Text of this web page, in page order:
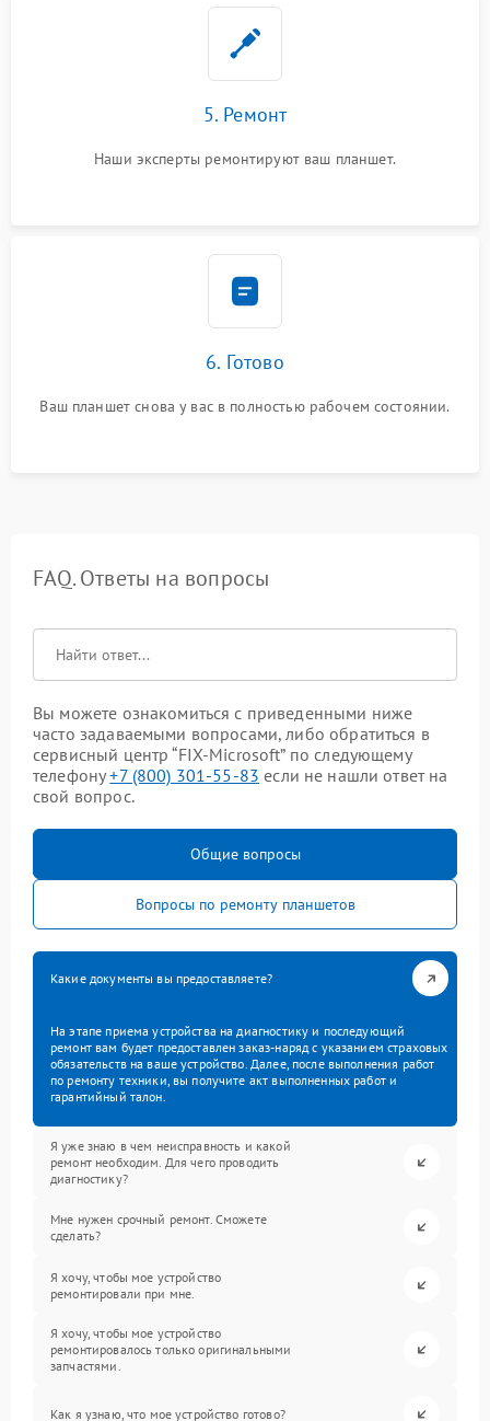
5. Ремонт
Наши эксперты ремонтируют ваш планшет.
6. Готово
Ваш планшет снова у вас в полностью рабочем состоянии.
FAQ. Ответы на вопросы
Вы можете ознакомиться с приведенными ниже
часто задаваемыми вопросами, либо обратиться в
сервисный центр “FIX-Microsoft” по следующему
телефону+7 (800) 301-55-83 если не нашли ответ на
свой вопрос.
Общие вопросы
Вопросы по ремонту планшетов
Какие документы вы предоставляете?
На этапе приема устройства на диагностику и последующий
ремонт вам будет предоставлен заказ-наряд с указанием страховых
обязательств на ваше устройство. Далее, после выполнения работ
по ремонту техники, вы получите акт выполненных работ и
гарантийный талон.
Я уже знаю в чем неисправность и какой
ремонт необходим. Для чего проводить
диагностику?
Мне нужен срочный ремонт. Сможете
сделать?
Я хочу, чтобы мое устройство
ремонтировали при мне.
Я хочу, чтобы мое устройство
ремонтировалось только оригинальными
запчастями.
Как я узнаю, что мое устройство готово?